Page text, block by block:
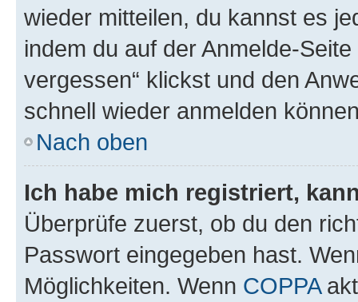
wieder mitteilen, du kannst es
indem du auf der Anmelde-
vergessen“ klickst und den
schnell wieder anmelden
Nach oben
Ich habe mich registriert,
Überprüfe zuerst, ob du den
Passwort eingegeben hast.
Möglichkeiten. Wenn COPPA